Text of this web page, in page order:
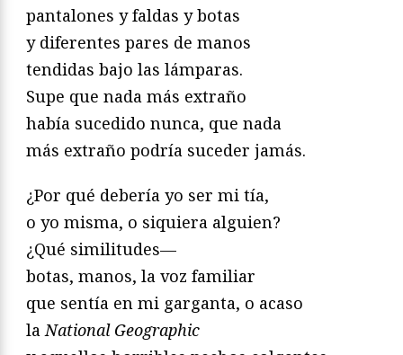
pantalones y faldas y botas
y diferentes pares de manos
tendidas bajo las lámparas.
Supe que nada más extraño
había sucedido nunca, que nada
más extraño podría suceder jamás.
¿Por qué debería yo ser mi tía,
o yo misma, o siquiera alguien?
¿Qué similitudes—
botas, manos, la voz familiar
que sentía en mi garganta, o acaso
laNational Geographic